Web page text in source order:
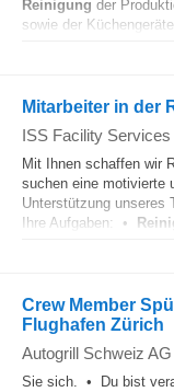
Reinigung der
sowie der
Mitarbeiter in der
ISS Facility
Mit Ihnen schaffen wir
suchen eine motivierte
Unterstützung unseres
Ihre Aufgaben: •
Crew Member
Flughafen Zürich
Autogrill Schweiz
Sie sich. • Du bist